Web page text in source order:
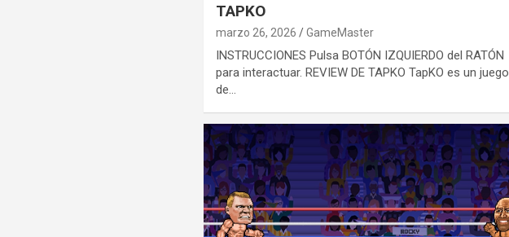
TAPKO
marzo 26, 2026 GameMaster
INSTRUCCIONES Pulsa BOTÓN IZQUIERDO del RATÓN
para interactuar. REVIEW DE TAPKO TapKO es un juego
de…